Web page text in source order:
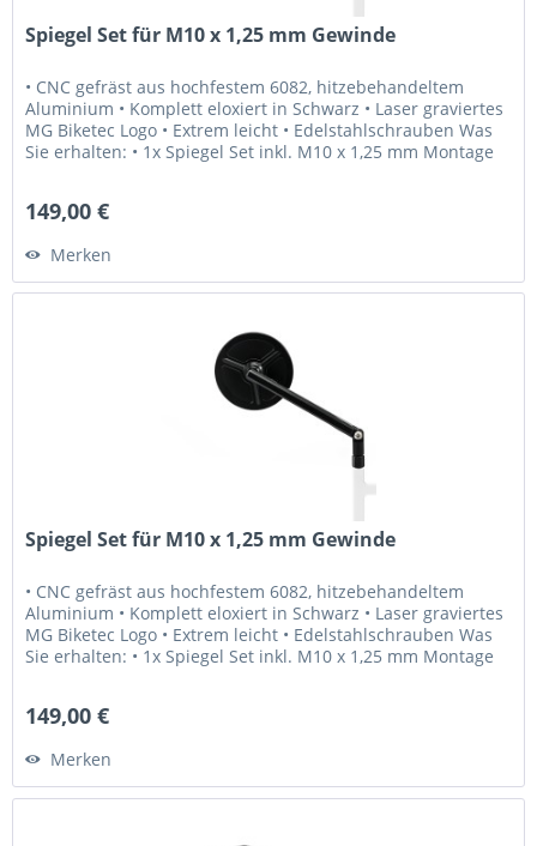
Spiegel Set für M10 x 1,25 mm Gewinde
• CNC gefräst aus hochfestem 6082, hitzebehandeltem
Aluminium • Komplett eloxiert in Schwarz • Laser graviertes
MG Biketec Logo • Extrem leicht • Edelstahlschrauben Was
Sie erhalten: • 1x Spiegel Set inkl. M10 x 1,25 mm Montage
149,00 €
Merken
Spiegel Set für M10 x 1,25 mm Gewinde
• CNC gefräst aus hochfestem 6082, hitzebehandeltem
Aluminium • Komplett eloxiert in Schwarz • Laser graviertes
MG Biketec Logo • Extrem leicht • Edelstahlschrauben Was
Sie erhalten: • 1x Spiegel Set inkl. M10 x 1,25 mm Montage
149,00 €
Merken